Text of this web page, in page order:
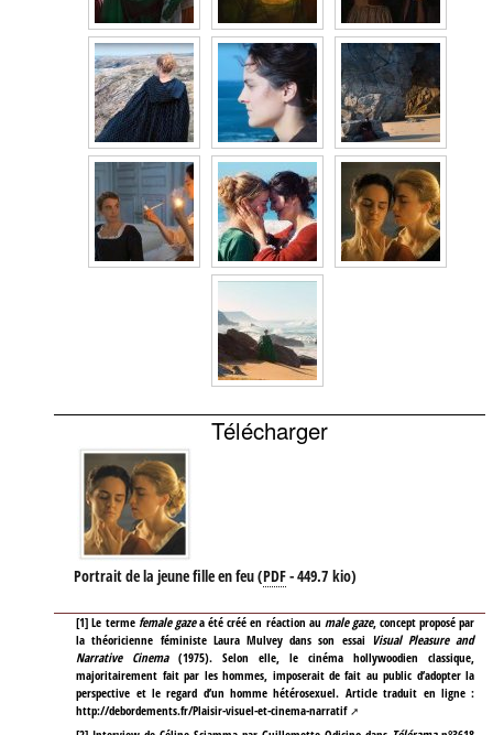
Télécharger
Portrait de la jeune fille en feu(PDF-449.7 kio)
[1]Le terme female gazea été créé en réaction au male gaze, concept proposé par
la théoricienne féministe Laura Mulvey dans son essai Visual Pleasure and
Narrative Cinema(1975). Selon elle, le cinéma hollywoodien classique,
majoritairement fait par les hommes, imposerait de fait au public d’adopter la
perspective et le regard d’un homme hétérosexuel. Article traduit en ligne :
http://debordements.fr/Plaisir-visuel-et-cinema-narratif